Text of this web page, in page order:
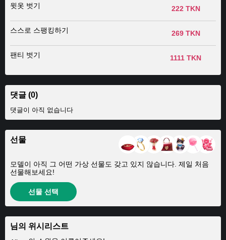
윗옷 벗기 222 TKN
스스로 스팽킹하기 269 TKN
팬티 벗기 1111 TKN
댓글 (0)
댓글이 아직 없습니다
선물
모델이 아직 그 어떤 가상 선물도 갖고 있지 않습니다. 제일 처음
선물해보세요!
선물 선택
님의 위시리스트